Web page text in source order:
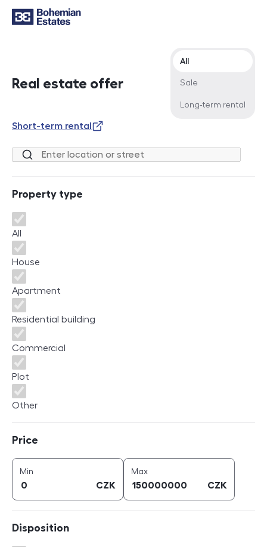
Real estate offer
Offer type
All
Sale
Long-term rental
Short-term rental
Location or street
Property type
Property type
All
House
Apartment
Residential building
Commercial
Plot
Other
Price
Min
CZK
Maxprice (
CZK
Disposition